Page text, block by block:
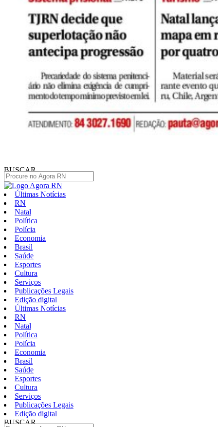
BUSCAR
Últimas Notícias
RN
Natal
Política
Polícia
Economia
Brasil
Saúde
Esportes
Cultura
Serviços
Publicações Legais
Edição digital
Últimas Notícias
RN
Natal
Política
Polícia
Economia
Brasil
Saúde
Esportes
Cultura
Serviços
Publicações Legais
Edição digital
BUSCAR